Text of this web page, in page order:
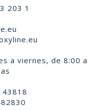
203 1
a viernes, de 8:00 a